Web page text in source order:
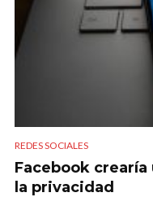
REDES SOCIALES
Facebook
la privacidad